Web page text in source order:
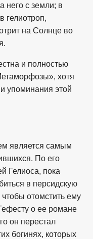
него с земли; в
гелиотроп,
на Солнце во
и полностью
хотя
упоминания этой
является самым
По его
Гелиоса, пока
в персидскую
отомстить ему
о ее романе
он перестал
богинях, которых